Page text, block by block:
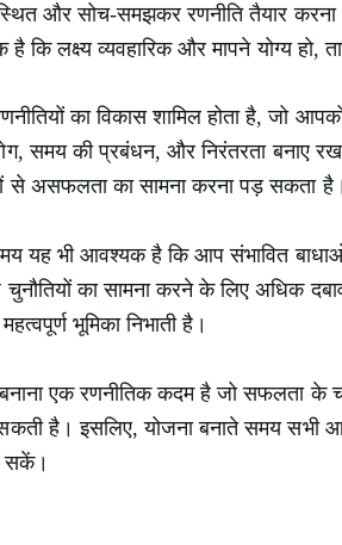
और सोच-समझकर रणनीति तैयार
कि लक्ष्य व्यवहारिक और मापने योग्य
का विकास शामिल होता है, जो
समय की प्रबंधन, और निरंतरता बनाए
से असफलता का सामना करना पड़ सकता है।
यह भी आवश्यक है कि आप संभावित
का सामना करने के लिए अधिक
भूमिका निभाती है।
एक रणनीतिक कदम है जो सफलता के
सकती है। इसलिए, योजना बनाते समय
सकें।